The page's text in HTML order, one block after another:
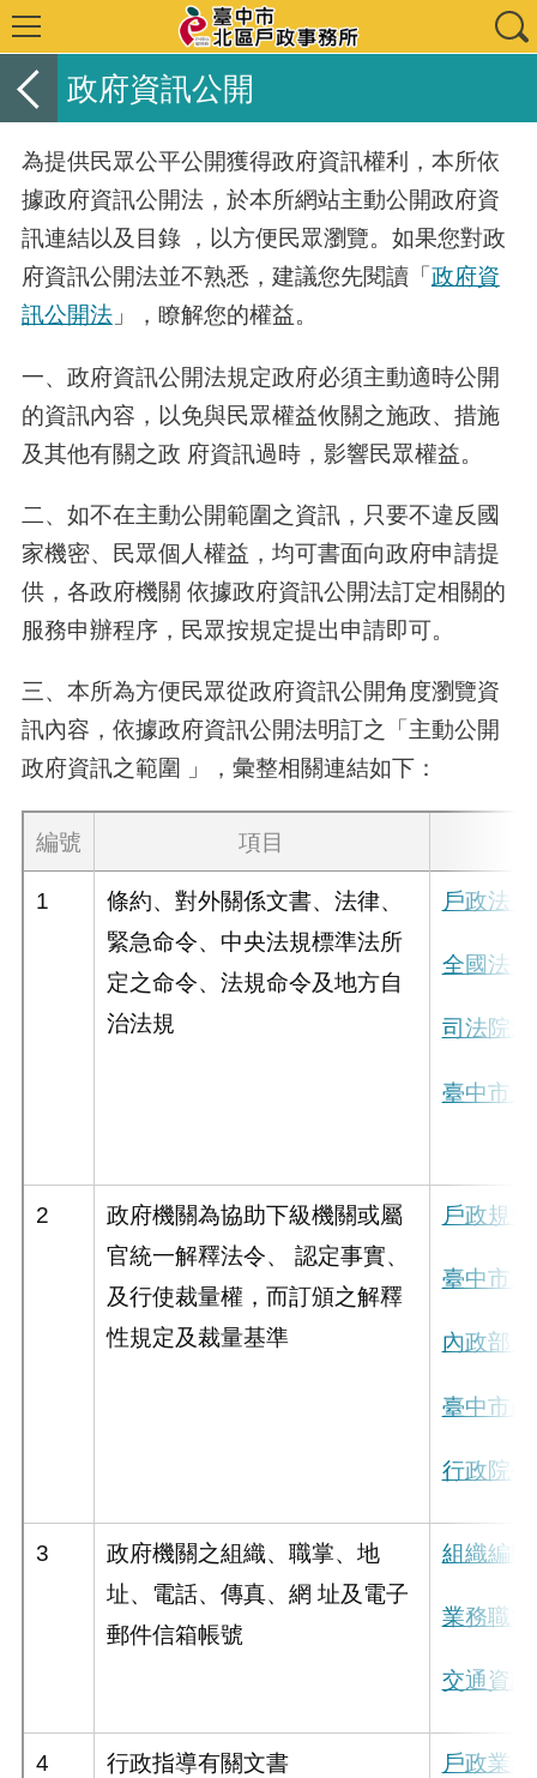
政府資訊公開
為提供民眾公平公開獲得政府資訊權利，本所依
據政府資訊公開法，於本所網站主動公開政府資
訊連結以及目錄 ，以方便民眾瀏覽。如果您對政
府資訊公開法並不熟悉，建議您先閱讀「政府資
訊公開法」，瞭解您的權益。
一、政府資訊公開法規定政府必須主動適時公開
的資訊內容，以免與民眾權益攸關之施政、措施
及其他有關之政 府資訊過時，影響民眾權益。
二、如不在主動公開範圍之資訊，只要不違反國
家機密、民眾個人權益，均可書面向政府申請提
供，各政府機關 依據政府資訊公開法訂定相關的
服務申辦程序，民眾按規定提出申請即可。
三、本所為方便民眾從政府資訊公開角度瀏覽資
訊內容，依據政府資訊公開法明訂之「主動公開
政府資訊之範圍 」，彙整相關連結如下：
編號 項目
1
條約、對外關係文書、法律、
緊急命令、中央法規標準法所
定之命令、法規命令及地方自
治法規
戶政法規
全國法
司法院
臺中市
2
政府機關為協助下級機關或屬
官統一解釋法令、 認定事實、
及行使裁量權，而訂頒之解釋
性規定及裁量基準
戶政規
臺中市
內政部
臺中市
行政院
3
政府機關之組織、職掌、地
址、電話、傳真、網 址及電子
郵件信箱帳號
組織編制
業務職掌
交通資訊
4 行政指導有關文書 戶政業